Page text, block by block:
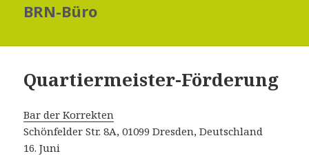
BRN-Büro
Quartiermeister-Förderung
Bar der Korrekten
Schönfelder Str. 8A, 01099 Dresden, Deutschland
16. Juni